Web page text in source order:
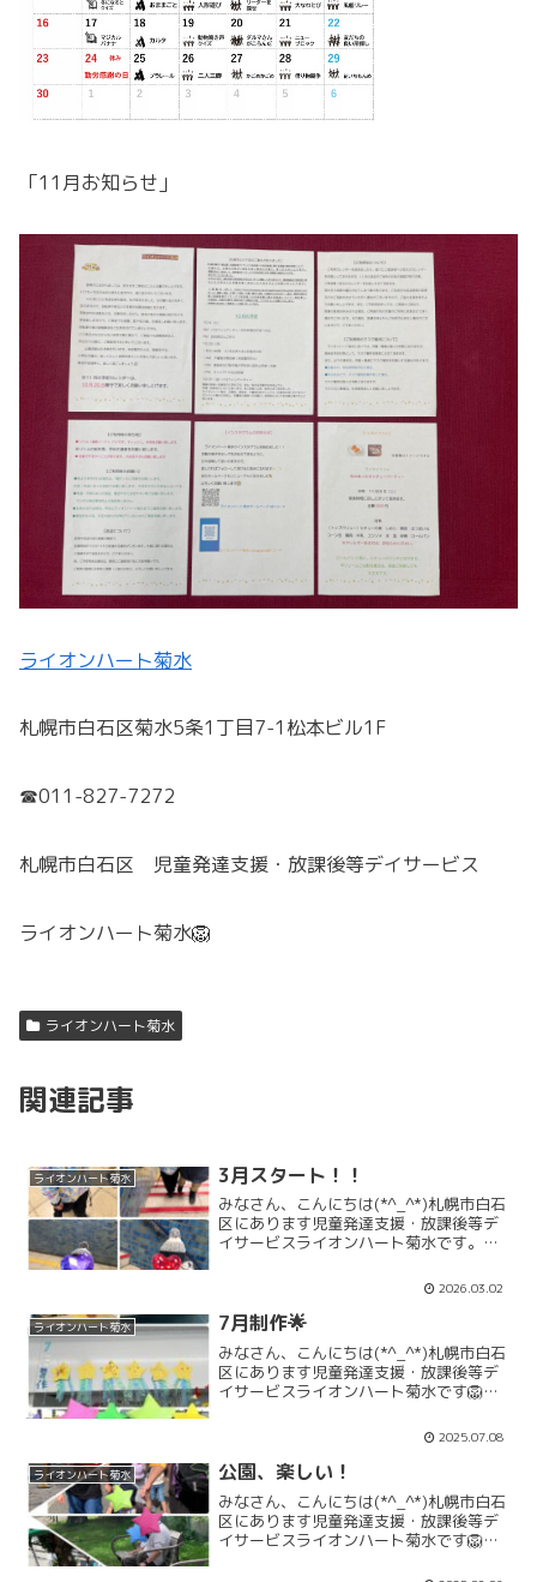
「11月お知らせ」
ライオンハート菊水
札幌市白石区菊水5条1丁目7-1松本ビル1F
☎011-827-7272
札幌市白石区 児童発達支援・放課後等デイサービス
ライオンハート菊水🦁
ライオンハート菊水
関連記事
ライオンハート菊水 3月スタート！！
みなさん、こんにちは(*^_^*)札幌市白石
区にあります児童発達支援・放課後等デ
イサービスライオンハート菊水です。映
います。子どもたちも「8番出口」を話題
にすることもあるんです。先月の雪まつ
りで雪像にも...
2026.03.02
ライオンハート菊水 7月制作🌟
みなさん、こんにちは(*^_^*)札幌市白石
区にあります児童発達支援・放課後等デ
イサービスライオンハート菊水です🦁昨
ころもありますが、1ヶ月後の8/8に七夕
をするところもあるんですよ🎋みんなで
星に願い...
2025.07.08
ライオンハート菊水 公園、楽しい！
みなさん、こんにちは(*^_^*)札幌市白石
区にあります児童発達支援・放課後等デ
イサービスライオンハート菊水です🦁近